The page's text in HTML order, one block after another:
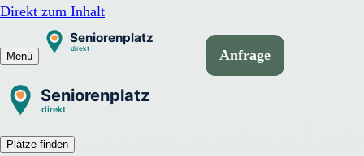
Direkt zum Inhalt
Menü Anfrage
Plätze finden